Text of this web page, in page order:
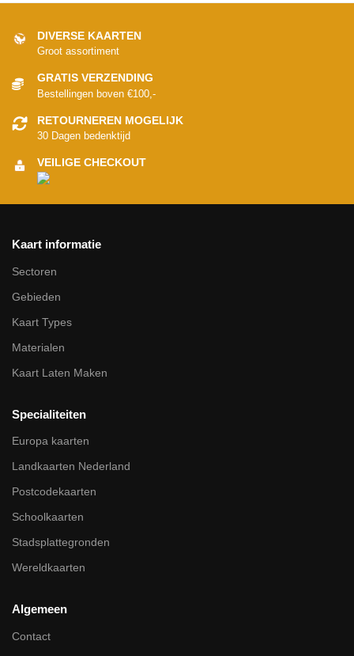
DIVERSE KAARTEN
Groot assortiment
GRATIS VERZENDING
Bestellingen boven €100,-
RETOURNEREN MOGELIJK
30 Dagen bedenktijd
VEILIGE CHECKOUT
Kaart informatie
Sectoren
Gebieden
Kaart Types
Materialen
Kaart Laten Maken
Specialiteiten
Europa kaarten
Landkaarten Nederland
Postcodekaarten
Schoolkaarten
Stadsplattegronden
Wereldkaarten
Algemeen
Contact